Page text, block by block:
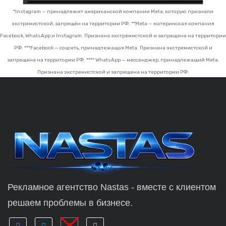
*Instagram — принадлежит американской компании Meta, которую признали
экстремистской, запрещён на территории РФ. **Meta — материнская компания
Facebook, WhatsApp и Instagram. Признана экстремистской и запрещена на территории
РФ. ***Facebook — соцсеть, принадлежащая Meta. Признана экстремистской и
запрещена на территории РФ. **** WhatsApp — мессенджер, принадлежащий Meta.
Признана экстремистской и запрещена на территории РФ.
Рекламное агентство Nastas - вместе с клиентом
решаем проблемы в бизнесе.